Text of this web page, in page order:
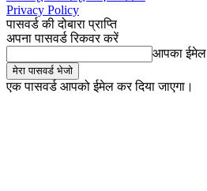
Privacy Policy
पासवर्ड की दोबारा प्राप्ति
अपना पासवर्ड रिकवर करें
आपका ईमेल
एक पासवर्ड आपको ईमेल कर दिया जाएगा।